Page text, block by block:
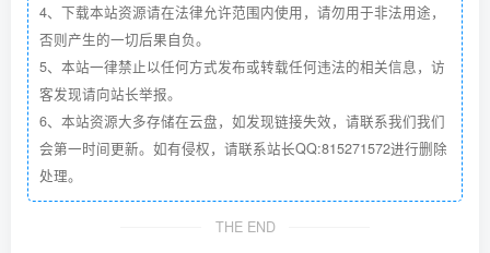
4、下载本站资源请在法律允许范围内使用，请勿用于非法用途，
否则产生的一切后果自负。
5、本站一律禁止以任何方式发布或转载任何违法的相关信息，访
客发现请向站长举报。
6、本站资源大多存储在云盘，如发现链接失效，请联系我们我们
会第一时间更新。如有侵权，请联系站长QQ:815271572进行删除
处理。
THE END